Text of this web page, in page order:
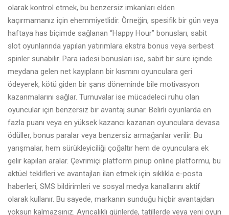
olarak kontrol etmek, bu benzersiz imkanları elden
kaçırmamanız için ehemmiyetlidir. Örneğin, spesifik bir gün veya
haftaya has biçimde sağlanan “Happy Hour” bonusları, sabit
slot oyunlarında yapılan yatırımlara ekstra bonus veya serbest
spinler sunabilir. Para iadesi bonusları ise, sabit bir süre içinde
meydana gelen net kayıpların bir kısmını oyunculara geri
ödeyerek, kötü giden bir şans döneminde bile motivasyon
kazanmalarını sağlar. Turnuvalar ise mücadeleci ruhu olan
oyuncular için benzersiz bir avantaj sunar. Belirli oyunlarda en
fazla puanı veya en yüksek kazancı kazanan oyunculara devasa
ödüller, bonus paralar veya benzersiz armağanlar verilir. Bu
yarışmalar, hem sürükleyiciliği çoğaltır hem de oyunculara ek
gelir kapıları aralar. Çevrimiçi platform pinup online platformu, bu
aktüel teklifleri ve avantajları ilan etmek için sıklıkla e-posta
haberleri, SMS bildirimleri ve sosyal medya kanallarını aktif
olarak kullanır. Bu sayede, markanın sunduğu hiçbir avantajdan
yoksun kalmazsınız. Ayrıcalıklı günlerde, tatillerde veya yeni oyun